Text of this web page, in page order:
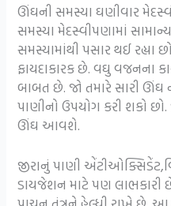
ઊંઘની સમસ્યા ઘણીવાર
સમસ્યા મેદસ્વીપણામાં
સમસ્યામાંથી પસાર થઈ
ફાયદાકારક છે. વઘુ વજનના
બાબત છે. જો તમારે સારી ઊંઘ
પાણીનો ઉપયોગ કરી શકો છો.
ઊંઘ આવશે.
જીરાનું પાણી
ડાયજેશન માટે પણ